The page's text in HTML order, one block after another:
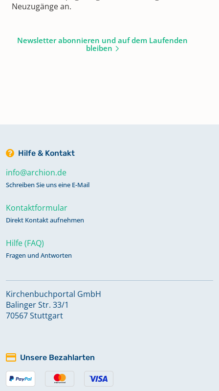
Neuzugänge an.
Newsletter abonnieren und auf dem Laufenden
bleiben
Hilfe & Kontakt
info@archion.de
Schreiben Sie uns eine E-Mail
Kontaktformular
Direkt Kontakt aufnehmen
Hilfe (FAQ)
Fragen und Antworten
Kirchenbuchportal GmbH
Balinger Str. 33/1
70567 Stuttgart
Unsere Bezahlarten